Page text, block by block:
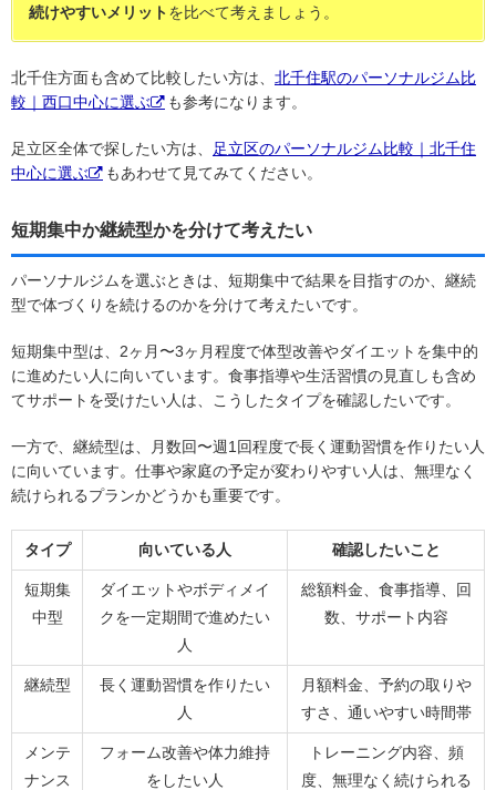
続けやすいメリットを比べて考えましょう。
北千住方面も含めて比較したい方は、 北千住駅のパーソナルジム比
較｜西口中心に選ぶ
も参考になります。
足立区全体で探したい方は、
足立区のパーソナルジム比較｜北千住
中心に選ぶ
もあわせて見てみてください。
短期集中か継続型かを分けて考えたい
パーソナルジムを選ぶときは、短期集中で結果を目指すのか、継続
型で体づくりを続けるのかを分けて考えたいです。
短期集中型は、2ヶ月〜3ヶ月程度で体型改善やダイエットを集中的
に進めたい人に向いています。食事指導や生活習慣の見直しも含め
てサポートを受けたい人は、こうしたタイプを確認したいです。
一方で、継続型は、月数回〜週1回程度で長く運動習慣を作りたい人
に向いています。仕事や家庭の予定が変わりやすい人は、無理なく
続けられるプランかどうかも重要です。
タイプ 向いている人 確認したいこと
短期集
中型
ダイエットやボディメイ
クを一定期間で進めたい
人
総額料金、食事指導、回
数、サポート内容
継続型
長く運動習慣を作りたい
人
月額料金、予約の取りや
すさ、通いやすい時間帯
メンテ
ナンス
フォーム改善や体力維持
をしたい人
トレーニング内容、頻
度、無理なく続けられる